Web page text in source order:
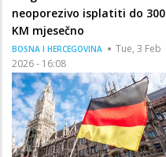
neoporezivo isplatiti do 300
KM mjesečno
BOSNA I HERCEGOVINA
Tue, 3 Feb
2026 - 16:08